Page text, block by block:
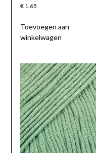
€1.65
Toevoegen aan
winkelwagen